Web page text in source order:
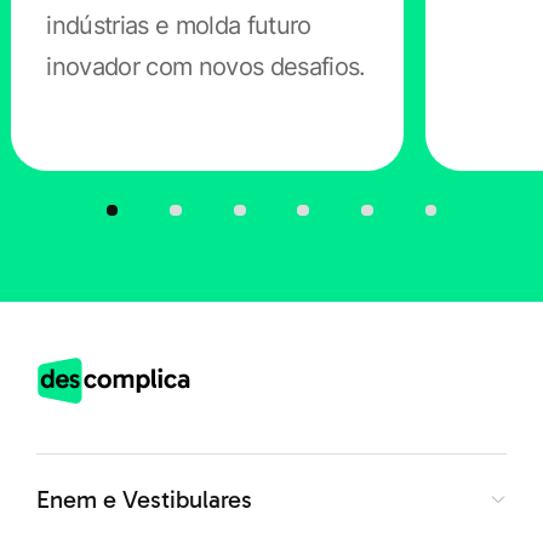
É possível, ainda, reestruturar temas, evitando plágios e
enriquecendo a escrita para que ela não seja confusa
Pago, o WordAI é um site de inteligência artificial que
Destinado à criação de vídeos, este site de IA é voltado
para negócios que precisam desenvolver essa mídia
em escala.
indústrias e molda futuro
inovador com novos desafios.
Enem e Vestibulares